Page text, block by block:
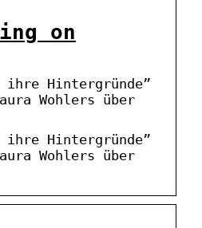
on
ihre Hintergründe”
Wohlers über
ihre Hintergründe”
Wohlers über